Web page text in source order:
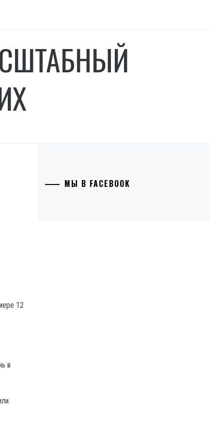
12
в
МЫ В FACEBOOK